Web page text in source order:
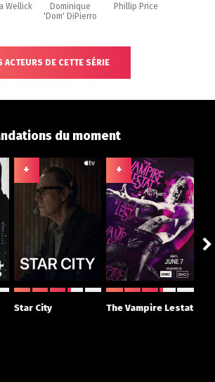
Wellick
Dominique
'Dom' DiPierro
Phillip Price
ACTEURS DE CETTE SÉRIE
du moment
+
Star City
+
The Vampire Lestat